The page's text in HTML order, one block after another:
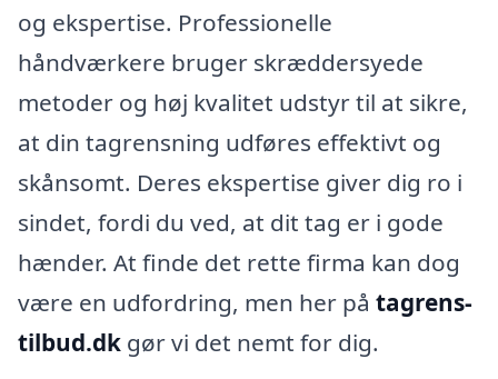
og ekspertise. Professionelle
håndværkere bruger skræddersyede
metoder og høj kvalitet udstyr til at sikre,
at din tagrensning udføres effektivt og
skånsomt. Deres ekspertise giver dig ro i
sindet, fordi du ved, at dit tag er i gode
hænder. At finde det rette firma kan dog
være en udfordring, men her på tagrens-
tilbud.dk gør vi det nemt for dig.